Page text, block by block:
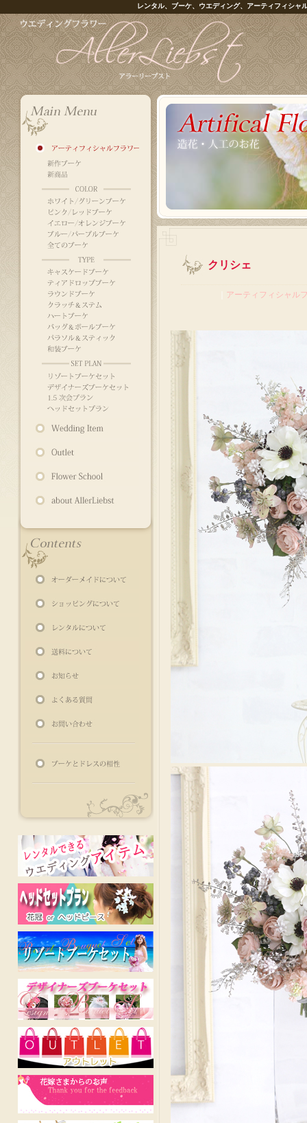
レンタル、ブーケ、ウエディング、アーティフィシャ
クリシェ
アーティフィシャル